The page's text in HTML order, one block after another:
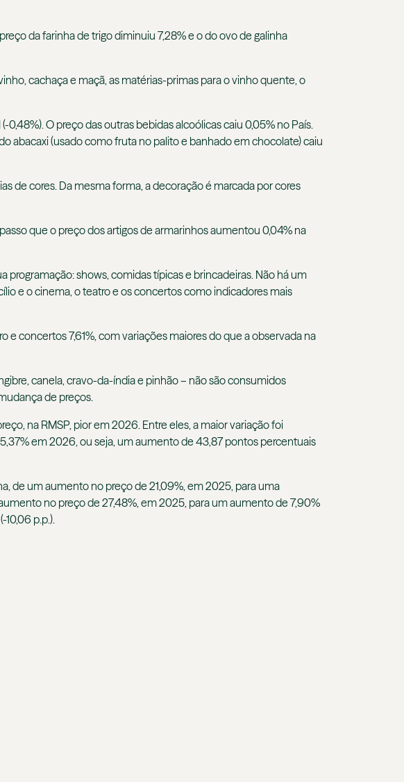
da farinha de trigo diminuiu 7,28% e o do ovo de galinha
cachaça e maçã, as matérias-primas para o vinho quente, o
0,48%). O preço das outras bebidas alcoólicas caiu 0,05% no País.
abacaxi (usado como fruta no palito e banhado em chocolate) caiu
de cores. Da mesma forma, a decoração é marcada por cores
que o preço dos artigos de armarinhos aumentou 0,04% na
programação: shows, comidas típicas e brincadeiras. Não há um
e o cinema, o teatro e os concertos como indicadores mais
concertos 7,61%, com variações maiores do que a observada na
canela, cravo-da-índia e pinhão – não são consumidos
de preços.
na RMSP, pior em 2026. Entre eles, a maior variação foi
em 2026, ou seja, um aumento de 43,87 pontos percentuais
de um aumento no preço de 21,09%, em 2025, para uma
no preço de 27,48%, em 2025, para um aumento de 7,90%
10,06 p.p.).